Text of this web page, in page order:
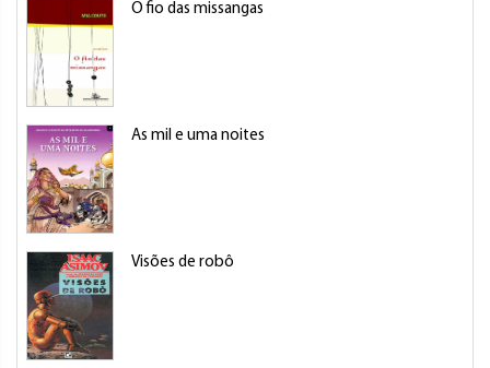
O fio das missangas
As mil e uma noites
Visões de robô